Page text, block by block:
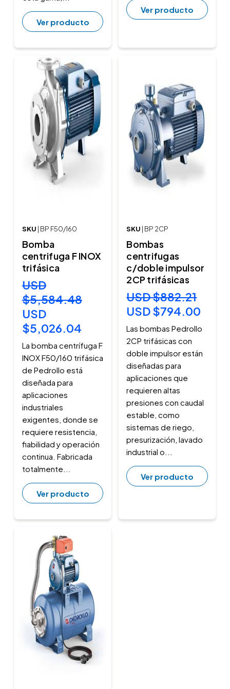
Ver producto
Ver producto
SKU | BP F50/160
Bomba
centrifuga F INOX
trifásica
USD
$5,584.48
USD
$5,026.04
La bomba centrífuga F
INOX F50/160 trifásica
de Pedrollo está
diseñada para
aplicaciones
industriales
exigentes, donde se
requiere resistencia,
fiabilidad y operación
continua. Fabricada
totalmente...
Ver producto
SKU | BP 2CP
Bombas
centrifugas
c/doble impulsor
2CP trifásicas
USD $882.21
USD $794.00
Las bombas Pedrollo
2CP trifásicas con
doble impulsor están
diseñadas para
aplicaciones que
requieren altas
presiones con caudal
estable, como
sistemas de riego,
presurización, lavado
industrial o...
Ver producto